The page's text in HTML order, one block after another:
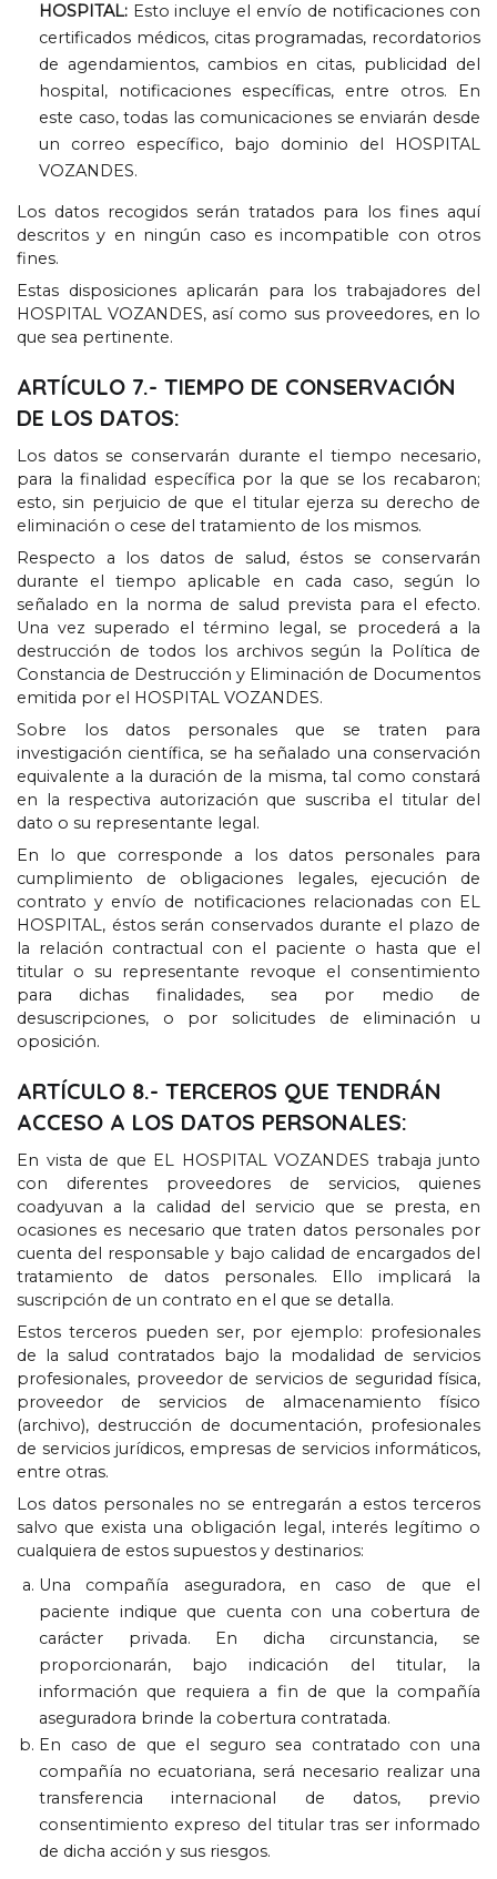
HOSPITAL: Esto incluye el envío de notificaciones con
certificados médicos, citas programadas, recordatorios
de agendamientos, cambios en citas, publicidad del
hospital, notificaciones específicas, entre otros. En
este caso,todas las comunicaciones se enviarán desde
un correo específico, bajo dominio del HOSPITAL
VOZANDES.
Los datos recogidos serán tratados para los fines aquí
descritos y en ningún caso es incompatible con otros
fines.
Estas disposiciones aplicarán para los trabajadores del
HOSPITAL VOZANDES, así como sus proveedores, en lo
que sea pertinente.
ARTÍCULO 7.- TIEMPO DE CONSERVACIÓN
DE LOS DATOS:
Los datos se conservarán durante el tiempo necesario,
para la finalidad específica por la que se los recabaron;
esto,sin perjuicio de que el titular ejerza su derecho de
eliminación o cese del tratamiento de los mismos.
Respecto a los datos de salud, éstos se conservarán
durante el tiempo aplicable en cada caso, según lo
señalado en la norma de salud prevista para el efecto.
Una vez superado el término legal,se procederá a la
destrucción de todos los archivos según la Política de
Constancia de Destrucción y Eliminación de Documentos
emitida por el HOSPITAL VOZANDES.
Sobre los datos personales que se traten para
investigación científica, se ha señalado una conservación
equivalente a la duración de la misma, tal como constará
en la respectiva autorización que suscriba el titular del
dato o su representante legal.
En lo que corresponde a los datos personales para
cumplimiento de obligaciones legales, ejecución de
contrato y envío de notificaciones relacionadas con EL
HOSPITAL, éstos serán conservados durante el plazo de
la relación contractual con el paciente o hasta que el
titular o su representante revoque el consentimiento
para dichas finalidades,sea por medio de
desuscripciones, o por solicitudes de eliminación u
oposición.
ARTÍCULO 8.- TERCEROS QUE TENDRÁN
ACCESO A LOS DATOS PERSONALES:
En vista de que EL HOSPITAL VOZANDES trabaja junto
con diferentes proveedores de servicios, quienes
coadyuvan a la calidad del servicio que se presta, en
ocasiones es necesario que traten datos personales por
cuenta del responsable y bajo calidad de encargados del
tratamiento de datos personales. Ello implicará la
suscripción de un contrato en el que se detalla.
Estos terceros pueden ser, por ejemplo: profesionales
de la salud contratados bajo la modalidad de servicios
profesionales, proveedor de servicios de seguridad física,
proveedor de servicios de almacenamiento físico
(archivo), destrucción de documentación, profesionales
de servicios jurídicos, empresas de servicios informáticos,
entre otras.
Los datos personales no se entregarán a estos terceros
salvo que exista una obligación legal, interés legítimo o
cualquiera de estos supuestos y destinarios:
Una compañía aseguradora, en caso de que el
paciente indique que cuenta con una cobertura de
carácter privada. En dicha circunstancia,se
proporcionarán, bajo indicación del titular, la
información que requiera a fin de que la compañía
aseguradora brinde la cobertura contratada.
En caso de que el seguro sea contratado con una
compañía no ecuatoriana, será necesario realizar una
transferencia internacional de datos, previo
consentimiento expreso del titular tras ser informado
de dicha acción y sus riesgos.